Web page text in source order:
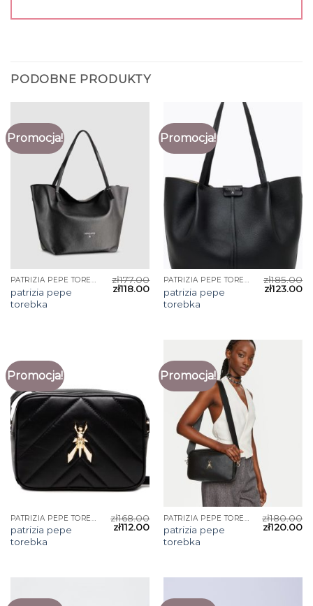
PODOBNE PRODUKTY
Promocja!
PATRIZIA PEPE TOREBKA
patrizia pepe
torebka
zł177.00
zł118.00
Promocja!
PATRIZIA PEPE TOREBKA
patrizia pepe
torebka
zł185.00
zł123.00
Promocja!
PATRIZIA PEPE TOREBKA
patrizia pepe
torebka
zł168.00
zł112.00
Promocja!
PATRIZIA PEPE TOREBKA
patrizia pepe
torebka
zł180.00
zł120.00